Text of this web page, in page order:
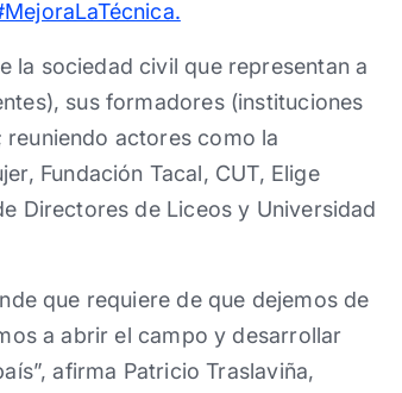
la sociedad civil que representan a
sus formadores (instituciones
actores como la
Fundación Tacal, CUT, Elige
Directores de Liceos y Universidad
que requiere de que dejemos de
a abrir el campo y desarrollar
afirma Patricio Traslaviña,